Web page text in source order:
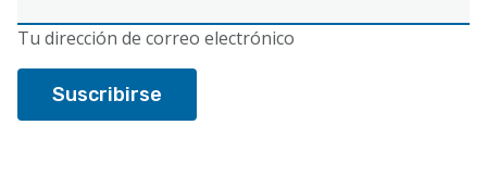
electrónico
Tu dirección de correo electrónico